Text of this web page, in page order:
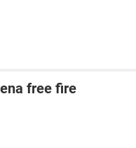
free fire